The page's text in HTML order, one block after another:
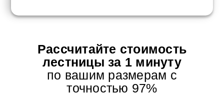
Рассчитайте стоимость
лестницы за 1 минуту
по вашим размерам с
точностью 97%